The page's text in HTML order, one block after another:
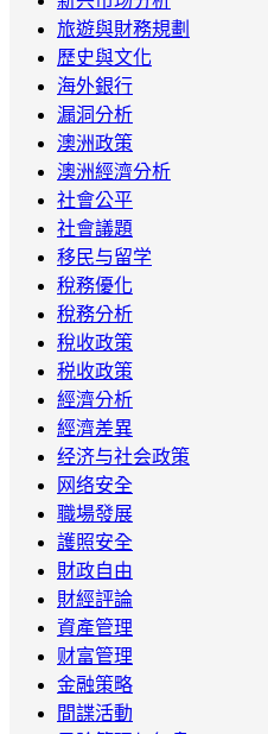
旅遊與財務規劃
歷史與文化
海外銀行
漏洞分析
澳洲政策
澳洲經濟分析
社會公平
社會議題
移民与留学
稅務優化
稅務分析
稅收政策
税收政策
經濟分析
經濟差異
经济与社会政策
网络安全
職場發展
護照安全
財政自由
財經評論
資產管理
财富管理
金融策略
間諜活動